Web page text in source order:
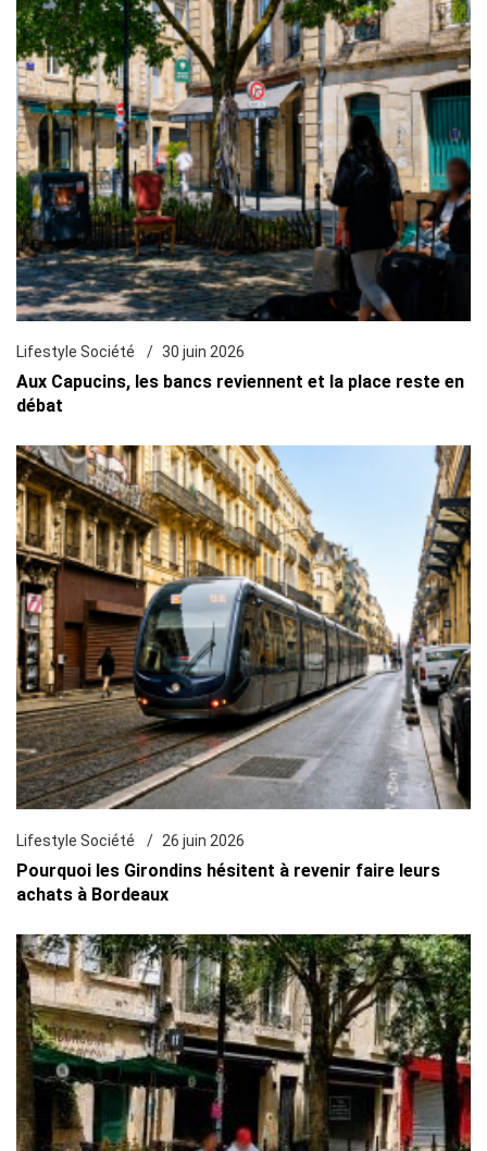
Lifestyle Société 30 juin 2026
Aux Capucins, les bancs reviennent et la place reste en
débat
Lifestyle Société 26 juin 2026
Pourquoi les Girondins hésitent à revenir faire leurs
achats à Bordeaux